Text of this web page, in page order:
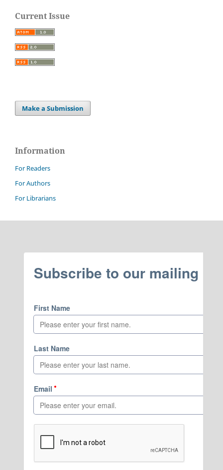
Current Issue
Make a Submission
Information
For Readers
For Authors
For Librarians